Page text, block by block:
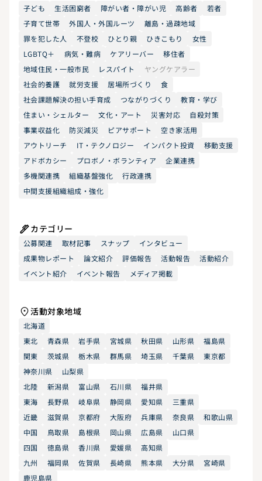
子ども 生活困窮者 障がい者・障がい児 高齢者
若者
子育て世帯
外国人・外国ルーツ
離島・過疎地域
罪を犯した人
不登校 ひとり親 ひきこもり
女性
LGBTQ＋
病気・難病 ケアリーバー
移住者
地域住民・一般市民
レスパイト
ヤングケアラー
社会的養護
就労支援 居場所づくり
食
社会課題解決の担い手育成
つながりづくり
教育・学び
住まい・シェルター
文化・アート 災害対応
自殺対策
事業収益化
防災減災 ピアサポート
空き家活用
アウトリーチ
IT・テクノロジー インパクト投資
移動支援
アドボカシー
プロボノ・ボランティア
企業連携
多機関連携
組織基盤強化
行政連携
中間支援組織組成・強化
カテゴリー
公募関連 取材記事 スナップ
インタビュー
成果物レポート
論文紹介 評価報告 活動報告
活動紹介
イベント紹介
イベント報告 メディア掲載
活動対象地域
北海道
東北
青森県 岩手県 宮城県 秋田県 山形県
福島県
関東
茨城県 栃木県 群馬県 埼玉県 千葉県
東京都
神奈川県
山梨県
北陸
新潟県 富山県 石川県
福井県
東海
長野県 岐阜県 静岡県 愛知県
三重県
近畿
滋賀県 京都府 大阪府 兵庫県 奈良県
和歌山県
中国
鳥取県 島根県 岡山県 広島県
山口県
四国
徳島県 香川県 愛媛県
高知県
九州
福岡県 佐賀県 長崎県 熊本県 大分県
宮崎県
鹿児島県